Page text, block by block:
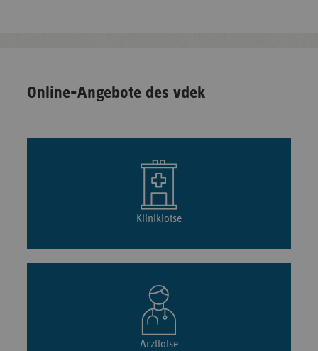
Online-Angebote des vdek
Kliniklotse
Arztlotse